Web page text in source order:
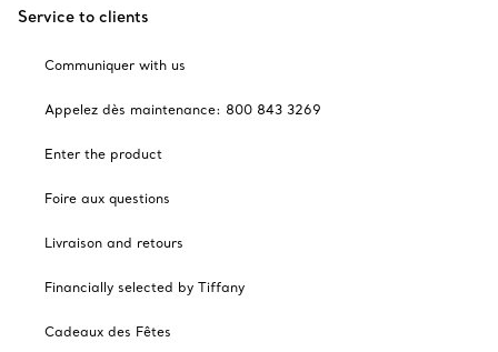
Service to clients
Communiquer with us
Appelez dès maintenance: 800 843 3269
Enter the product
Foire aux questions
Livraison and retours
Financially selected by Tiffany
Cadeaux des Fêtes